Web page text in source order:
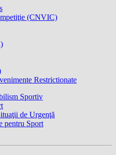
(CNVIC)
Restrictionate